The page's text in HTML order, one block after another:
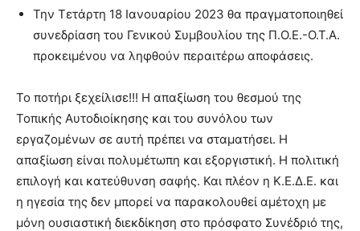
Την Τετάρτη 18 Ιανουαρίου 2023 θα πραγματοποιηθεί
συνεδρίαση του Γενικού Συμβουλίου της Π.Ο.Ε.-Ο.Τ.Α.
προκειμένου να ληφθούν περαιτέρω αποφάσεις.
Το ποτήρι ξεχείλισε!!! Η απαξίωση του θεσμού της
Τοπικής Αυτοδιοίκησης και του συνόλου των
εργαζομένων σε αυτή πρέπει να σταματήσει. Η
απαξίωση είναι πολυμέτωπη και εξοργιστική. Η πολιτική
επιλογή και κατεύθυνση σαφής. Και πλέον η Κ.Ε.Δ.Ε. και
η ηγεσία της δεν μπορεί να παρακολουθεί αμέτοχη με
μόνη ουσιαστική διεκδίκηση στο πρόσφατο Συνέδριό της,